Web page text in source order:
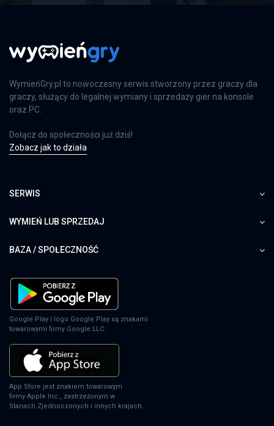
WymieńGry.pl to nowoczesny serwis stworzony przez graczy dla
graczy, służący do legalnej wymiany i sprzedaży gier na konsole
oraz PC.
Dołącz do społeczności już dziś!
Zobacz jak to działa
SERWIS
WYMIEŃ LUB SPRZEDAJ
BAZA / SPOŁECZNOŚĆ
Google Play i logo Google Play są znakami
towarowymi firmy Google LLC.
App Store jest znakiem towarowym
firmy Apple Inc., zastrzeżonym w
Stanach Zjednoczonych i innych krajach.